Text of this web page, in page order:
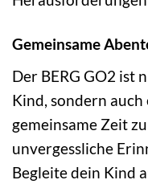
Gemeinsame
Der BERG GO2 ist
Kind, sondern
gemeinsame Zeit
unvergessliche
Begleite dein Kind